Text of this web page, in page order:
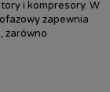
i kompresory. W
zapewnia
zarówno